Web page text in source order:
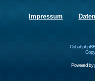
Impressum
Cobalt
Powered by